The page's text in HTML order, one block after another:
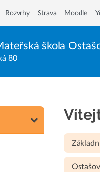
škola
80
Rozvrhy Strava Moodle